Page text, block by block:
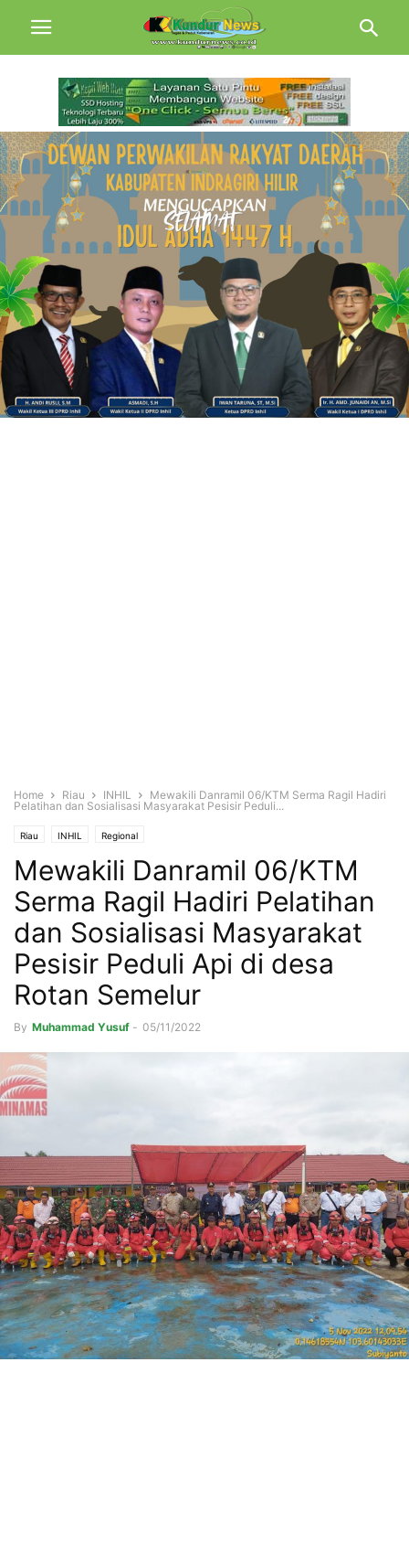
Home Riau INHIL
Mewakili Danramil 06/KTM Serma Ragil Hadiri
Pelatihan dan Sosialisasi Masyarakat Pesisir Peduli...
Riau INHIL Regional
Mewakili Danramil 06/KTM
Serma Ragil Hadiri Pelatihan
dan Sosialisasi Masyarakat
Pesisir Peduli Api di desa
Rotan Semelur
By Muhammad Yusuf - 05/11/2022